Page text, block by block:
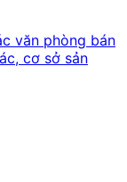
văn phòng bán
cơ sở sản